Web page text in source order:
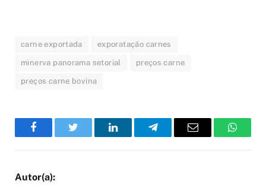
carne exportada exporatação carnes
minerva panorama setorial preços carne
preços carne bovina
FacebookTwitter LinkedInTelegramEmail